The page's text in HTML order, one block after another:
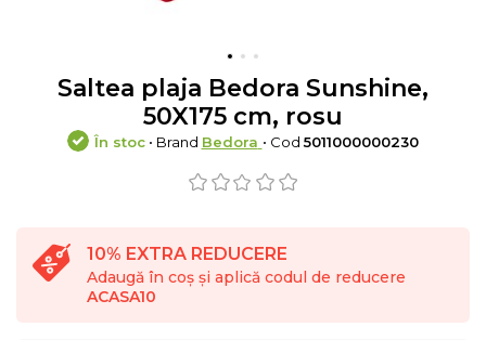
Saltea plaja Bedora Sunshine,
50X175 cm, rosu
În stoc• Brand Bedora • Cod5011000000230
10% EXTRA REDUCERE
Adaugă în coș și aplică codul de reducere
ACASA10